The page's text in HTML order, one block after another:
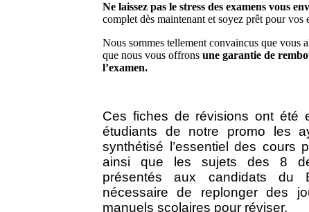
Ne laissez pas le stress des examens vous
complet dès maintenant et soyez prêt pour vos
Nous sommes tellement convaincus que vous
que nous vous offrons une garantie de
l’examen.
Ces fiches de révisions ont été
étudiants de notre promo les
synthétisé l’essentiel des cours
ainsi que les sujets des 8
présentés aux candidats du
nécessaire de replonger des
manuels scolaires pour réviser.